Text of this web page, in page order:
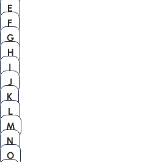
E
F
G
H
I
J
K
L
M
N
O